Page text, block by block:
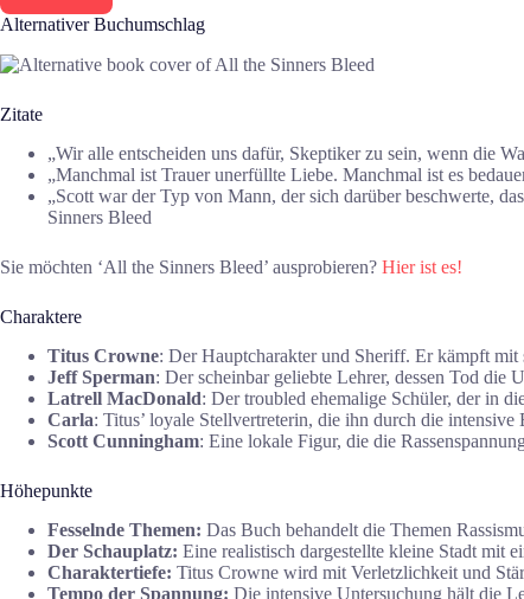
Alternativer Buchumschlag
Zitate
„Wir alle entscheiden uns dafür, Skeptiker zu sein, wenn die
„Manchmal ist Trauer unerfüllte Liebe. Manchmal ist es
„Scott war der Typ von Mann, der sich darüber beschwerte,
Sinners Bleed
Sie möchten ‘All the Sinners Bleed’ ausprobieren? Hier ist es!
Charaktere
Titus Crowne: Der Hauptcharakter und Sheriff. Er kämpft mit
Jeff Sperman: Der scheinbar geliebte Lehrer, dessen Tod die
Latrell MacDonald: Der troubled ehemalige Schüler, der in
Carla: Titus’ loyale Stellvertreterin, die ihn durch die intensive
Scott Cunningham: Eine lokale Figur, die die
Höhepunkte
Fesselnde Themen: Das Buch behandelt die Themen
Der Schauplatz: Eine realistisch dargestellte kleine Stadt mit
Charaktertiefe: Titus Crowne wird mit Verletzlichkeit und
Tempo der Spannung: Die intensive Untersuchung hält die